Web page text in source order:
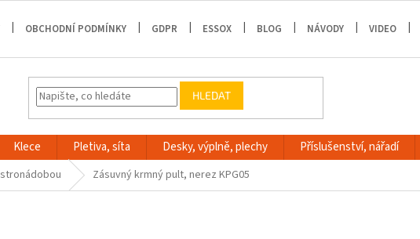
OBCHODNÍ PODMÍNKY GDPR ESSOX BLOG NÁVODY VIDEO
HLEDAT
Klece Pletiva, síta Desky, výplně, plechy Příslušenství, nářadí
Zásuvný krmný pult, nerez KPG05